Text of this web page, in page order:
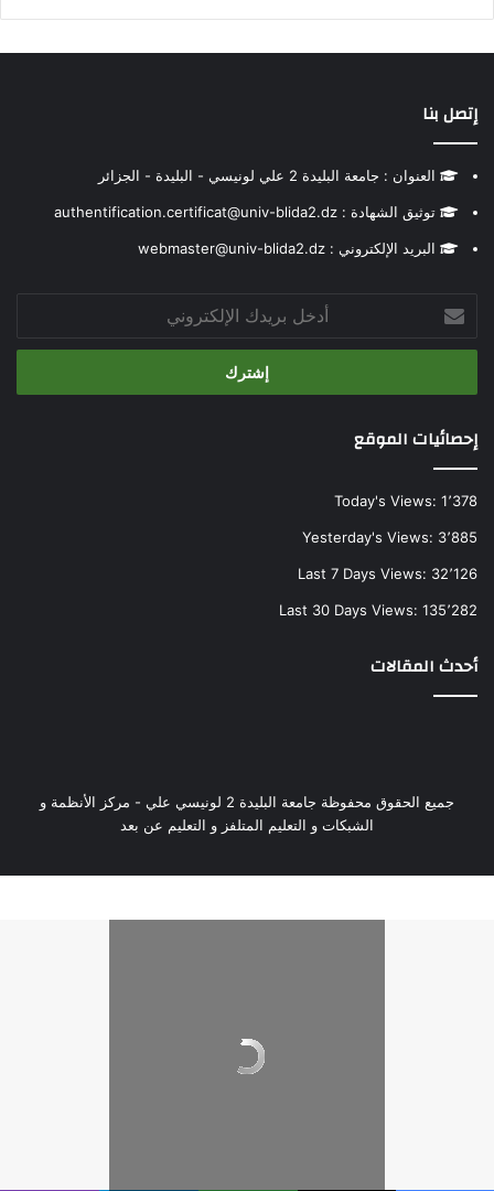
إتصل بنا
العنوان : جامعة البليدة 2 علي لونيسي - البليدة - الجزائر
توثيق الشهادة : authentification.certificat@univ-blida2.dz
البريد الإلكتروني : webmaster@univ-blida2.dz
بريدك
الإلكتروني
إحصائيات الموقع
Today's Views: 1٬378
Yesterday's Views: 3٬885
Last 7 Days Views: 32٬126
Last 30 Days Views: 135٬282
أحدث المقالات
جميع الحقوق محفوظة جامعة البليدة 2 لونيسي علي - مركز الأنظمة و
الشبكات و التعليم المتلفز و التعليم عن بعد